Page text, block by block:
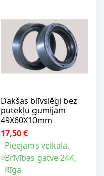
Dakšas blīvslēgi bez
putekļu gumijām
49X60X10mm
17,50 €
Pieejams veikalā,
Brīvības gatve 244,
Rīga